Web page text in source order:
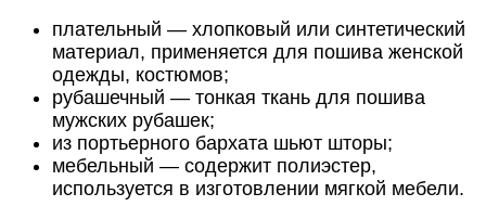
плательный — хлопковый или синтетический
материал, применяется для пошива женской
одежды, костюмов;
рубашечный — тонкая ткань для пошива
мужских рубашек;
из портьерного бархата шьют шторы;
мебельный — содержит полиэстер,
используется в изготовлении мягкой мебели.